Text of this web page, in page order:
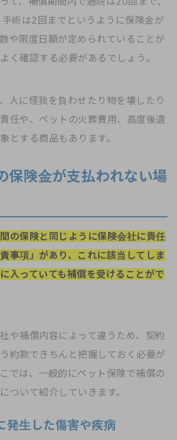
術は2回までというように保険金が
や限度日額が定められていることが
く確認する必要があるでしょう。
人に怪我を負わせたり物を壊したり
任や、ペットの火葬費用、高度後遺
とする商品もあります。
保険金が支払われない場
の保険と同じように保険会社に責任
事項」があり、これに該当してしま
入っていても補償を受けることがで
や補償内容によって違うため、契約
約款できちんと把握しておく必要が
では、一般的にペット保険で補償の
ついて紹介していきます。
発生した傷害や疾病